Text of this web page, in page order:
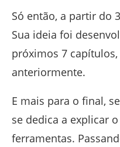
Só então, a partir do
Sua ideia foi
próximos 7
anteriormente.
E mais para o final,
se dedica a explicar
ferramentas.